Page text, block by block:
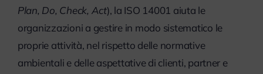
Plan, Do, Check, Act), la ISO 14001 aiuta le
organizzazioni a gestire in modo sistematico le
proprie attività, nel rispetto delle normative
ambientali e delle aspettative di clienti, partner e